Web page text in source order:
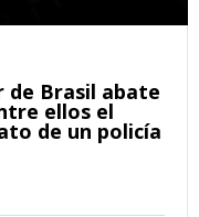
de Brasil abate
ellos el
de un policía